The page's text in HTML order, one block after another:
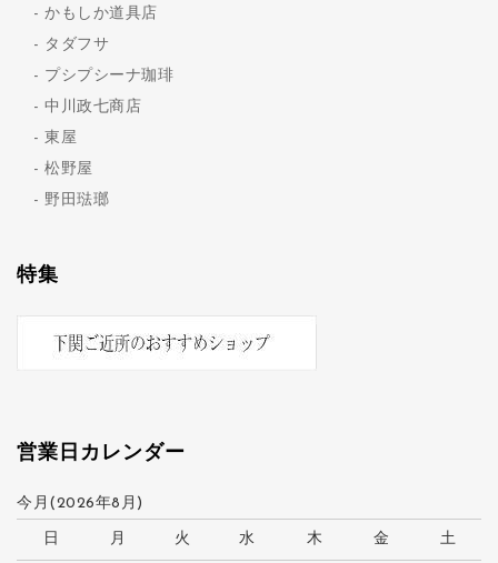
かもしか道具店
タダフサ
プシプシーナ珈琲
中川政七商店
東屋
松野屋
野田琺瑯
特集
営業日カレンダー
今月(2026年8月)
日 月 火 水 木 金 土